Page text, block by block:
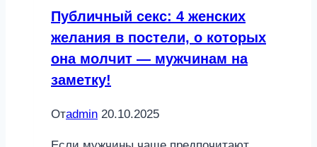
Публичный секс: 4 женских
желания в постели, о которых
она молчит — мужчинам на
заметку!
Отadmin 20.10.2025